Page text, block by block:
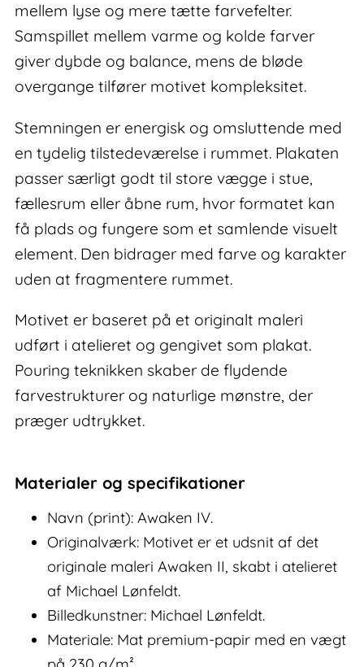
mellem lyse og mere tætte farvefelter.
Samspillet mellem varme og kolde farver
giver dybde og balance, mens de bløde
overgange tilfører motivet kompleksitet.
Stemningen er energisk og omsluttende med
en tydelig tilstedeværelse i rummet. Plakaten
passer særligt godt til store vægge i stue,
fællesrum eller åbne rum, hvor formatet kan
få plads og fungere som et samlende visuelt
element. Den bidrager med farve og karakter
uden at fragmentere rummet.
Motivet er baseret på et originalt maleri
udført i atelieret og gengivet som plakat.
Pouring teknikken skaber de flydende
farvestrukturer og naturlige mønstre, der
præger udtrykket.
Materialer og specifikationer
Navn (print): Awaken IV.
Originalværk: Motivet er et udsnit af det
originale maleri Awaken II, skabt i atelieret
af Michael Lønfeldt.
Billedkunstner: Michael Lønfeldt.
Materiale: Mat premium-papir med en vægt